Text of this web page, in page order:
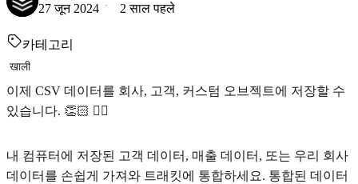
27 जून 2024
2 साल पहले
카테고리
खाली
이제 CSV 데이터를 회사, 고객, 커스텀 오브젝트에 저장할 수
있습니다. 👏🏻 👍🏻
내 컴퓨터에 저장된 고객 데이터, 매출 데이터, 또는 우리 회사
데이터를 손쉽게 가져와 트래킷에 통합하세요. 통합된 데이터